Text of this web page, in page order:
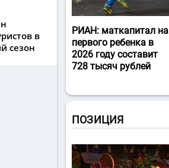
в
сезон
РИАН: маткапитал на
первого ребенка в
2026 году составит
728 тысяч рублей
ПОЗИЦИЯ